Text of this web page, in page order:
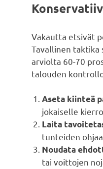
Vakautta etsivät
Tavallinen taktika
arviolta 60-70
talouden
Aseta kiinteä
jokaiselle
Laita
tunteiden
Noudata
tai voittojen